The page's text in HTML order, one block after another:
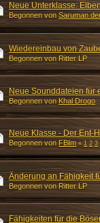
Neue Unterklasse:
Begonnen von Saruman
Wiedereinbau von
Begonnen von Ritter LP
Neue Sounddateien für
Begonnen von Khal Drogo
Neue Klasse - Der Ent-
Begonnen von FBIm «1 2 3
Änderung an Fähigkeit
Begonnen von Ritter LP
Fähigkeiten für die